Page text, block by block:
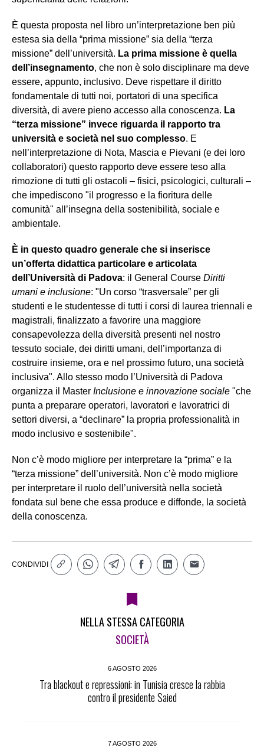
È questa proposta nel libro un’interpretazione ben più
estesa sia della “prima missione” sia della “terza
missione” dell’università. La prima missione è quella
dell’insegnamento, che non è solo disciplinare ma deve
essere, appunto, inclusivo. Deve rispettare il diritto
fondamentale di tutti noi, portatori di una specifica
diversità, di avere pieno accesso alla conoscenza. La
“terza missione” invece riguarda il rapporto tra
università e società nel suo complesso. E
nell’interpretazione di Nota, Mascia e Pievani (e dei loro
collaboratori) questo rapporto deve essere teso alla
rimozione di tutti gli ostacoli – fisici, psicologici, culturali –
che impediscono "il progresso e la fioritura delle
comunità" all’insegna della sostenibilità, sociale e
ambientale.
È in questo quadro generale che si inserisce
un’offerta didattica particolare e articolata
dell’Università di Padova: il General Course Diritti
umani e inclusione: "Un corso “trasversale” per gli
studenti e le studentesse di tutti i corsi di laurea triennali e
magistrali, finalizzato a favorire una maggiore
consapevolezza della diversità presenti nel nostro
tessuto sociale, dei diritti umani, dell’importanza di
costruire insieme, ora e nel prossimo futuro, una società
inclusiva". Allo stesso modo l’Università di Padova
organizza il Master Inclusione e innovazione sociale "che
punta a preparare operatori, lavoratori e lavoratrici di
settori diversi, a “declinare” la propria professionalità in
modo inclusivo e sostenibile".
Non c’è modo migliore per interpretare la “prima” e la
“terza missione” dell’università. Non c’è modo migliore
per interpretare il ruolo dell’università nella società
fondata sul bene che essa produce e diffonde, la società
della conoscenza.
CONDIVIDI
NELLA STESSA CATEGORIA
SOCIETÀ
6 AGOSTO 2026
Tra blackout e repressioni: in Tunisia cresce la rabbia
contro il presidente Saied
7 AGOSTO 2026